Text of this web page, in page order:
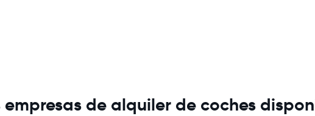
de alquiler de coches